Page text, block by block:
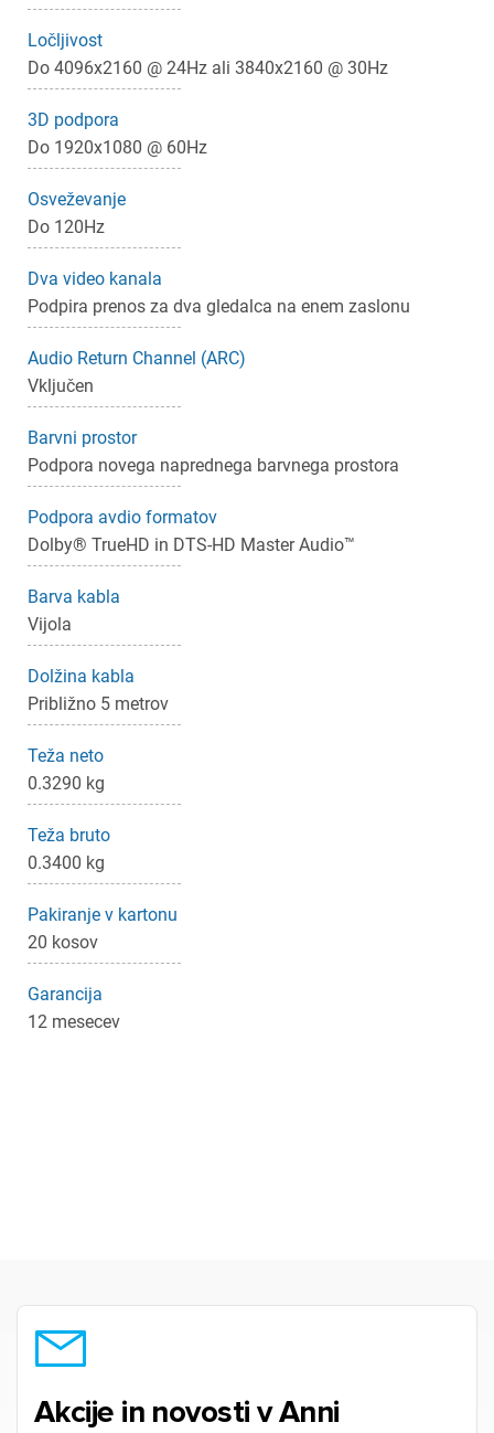
Ločljivost
Do 4096x2160 @ 24Hz ali 3840x2160 @ 30Hz
3D podpora
Do 1920x1080 @ 60Hz
Osveževanje
Do 120Hz
Dva video kanala
Podpira prenos za dva gledalca na enem zaslonu
Audio Return Channel (ARC)
Vključen
Barvni prostor
Podpora novega naprednega barvnega prostora
Podpora avdio formatov
Dolby® TrueHD in DTS-HD Master Audio™
Barva kabla
Vijola
Dolžina kabla
Približno 5 metrov
Teža neto
0.3290 kg
Teža bruto
0.3400 kg
Pakiranje v kartonu
20 kosov
Garancija
12 mesecev
Akcije in novosti v Anni
Prijava
Za dodajanje na seznam želja morate biti prijavljeni.
Prekliči